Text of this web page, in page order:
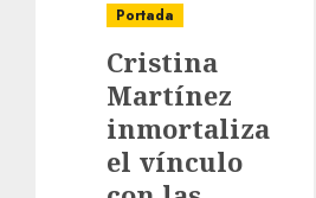
Portada
Cristina
Martínez
inmortaliza
el vínculo